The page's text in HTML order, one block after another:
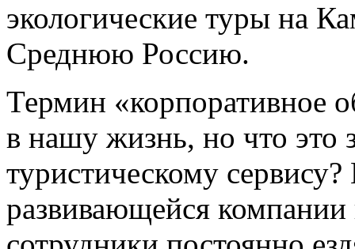
экологические туры на
Среднюю Россию.
Термин «корпоративное
в нашу жизнь, но что это
туристическому
развивающейся компании